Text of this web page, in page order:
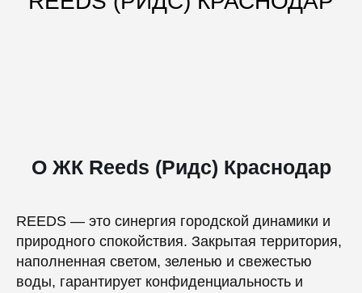
О ЖК Reeds (Ридс) Краснодар
REEDS — это синергия городской динамики и
природного спокойствия. Закрытая территория,
наполненная светом, зеленью и свежестью
воды, гарантирует конфиденциальность и